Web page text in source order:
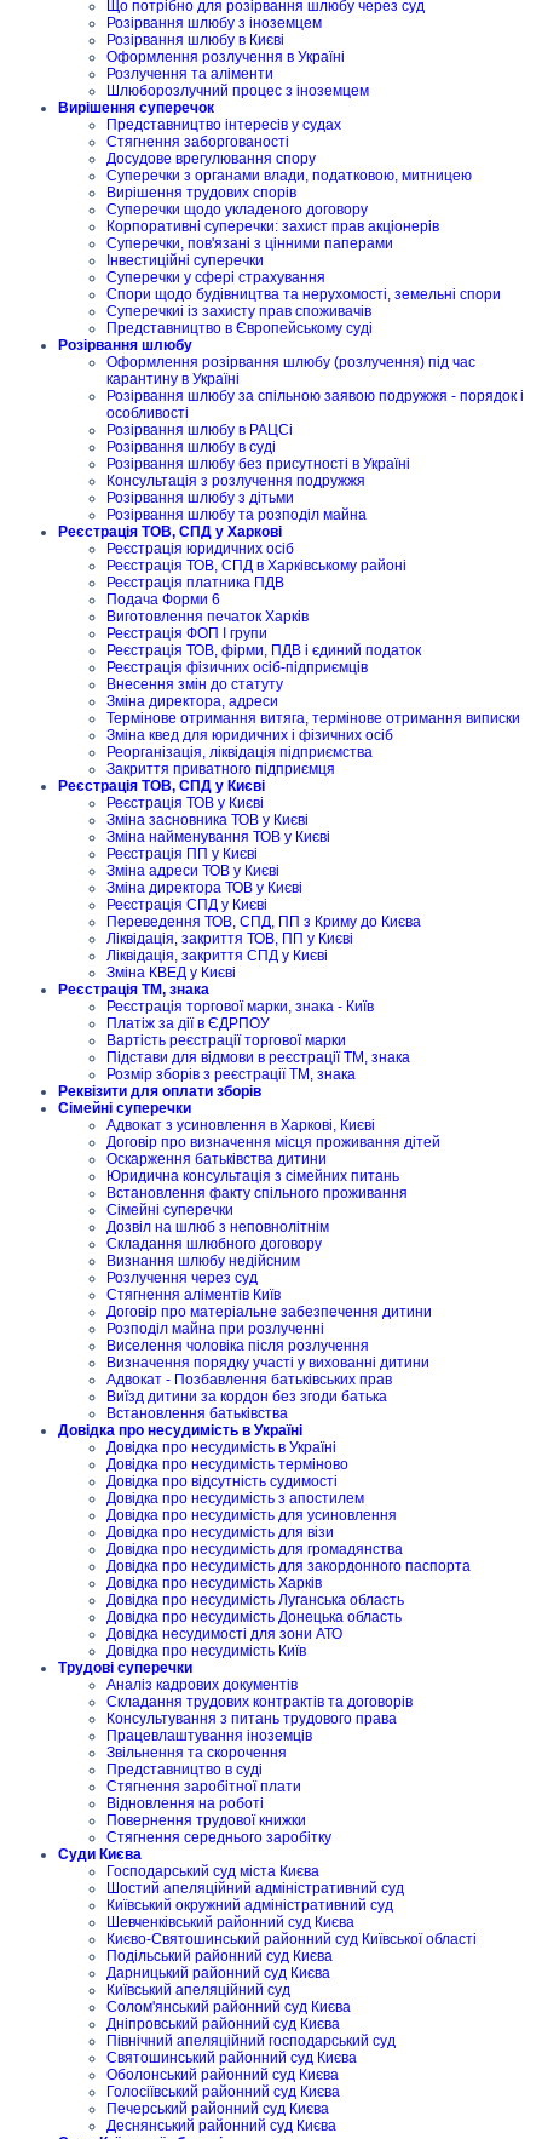
Що потрібно для розірвання шлюбу через суд
Розірвання шлюбу з іноземцем
Розірвання шлюбу в Києві
Оформлення розлучення в Україні
Розлучення та аліменти
Шлюборозлучний процес з іноземцем
Вирішення суперечок
Представництво інтересів у судах
Стягнення заборгованості
Досудове врегулювання спору
Суперечки з органами влади, податковою, митницею
Вирішення трудових спорів
Суперечки щодо укладеного договору
Корпоративні суперечки: захист прав акціонерів
Суперечки, пов'язані з цінними паперами
Інвестиційні суперечки
Суперечки у сфері страхування
Спори щодо будівництва та нерухомості, земельні спори
Суперечкиі із захисту прав споживачів
Представництво в Європейському суді
Розірвання шлюбу
Оформлення розірвання шлюбу (розлучення) під час
карантину в Україні
Розірвання шлюбу за спільною заявою подружжя - порядок і
особливості
Розірвання шлюбу в РАЦСі
Розірвання шлюбу в суді
Розірвання шлюбу без присутності в Україні
Консультація з розлучення подружжя
Розірвання шлюбу з дітьми
Розірвання шлюбу та розподіл майна
Реєстрація ТОВ, СПД у Харкові
Реєстрація юридичних осіб
Реєстрація ТОВ, СПД в Харківському районі
Реєстрація платника ПДВ
Подача Форми 6
Виготовлення печаток Харків
Реєстрація ФОП I групи
Реєстрація ТОВ, фірми, ПДВ і єдиний податок
Реєстрація фізичних осіб-підприємців
Внесення змін до статуту
Зміна директора, адреси
Термінове отримання витяга, термінове отримання виписки
Зміна квед для юридичних і фізичних осіб
Реорганізація, ліквідація підприємства
Закриття приватного підприємця
Реєстрація ТОВ, СПД у Києві
Реєстрація ТОВ у Києві
Зміна засновника ТОВ у Києві
Зміна найменування ТОВ у Києві
Реєстрація ПП у Києві
Зміна адреси ТОВ у Києві
Зміна директора ТОВ у Києві
Реєстрація СПД у Києві
Переведення ТОВ, СПД, ПП з Криму до Києва
Ліквідація, закриття ТОВ, ПП у Києві
Ліквідація, закриття СПД у Києві
Зміна КВЕД у Києві
Реєстрація ТМ, знака
Реєстрація торгової марки, знака - Київ
Платіж за дії в ЄДРПОУ
Вартість реєстрації торгової марки
Підстави для відмови в реєстрації ТМ, знака
Розмір зборів з реєстрації ТМ, знака
Реквізити для оплати зборів
Сімейні суперечки
Адвокат з усиновлення в Харкові, Києві
Договір про визначення місця проживання дітей
Оскарження батьківства дитини
Юридична консультація з сімейних питань
Встановлення факту спільного проживання
Сімейні суперечки
Дозвіл на шлюб з неповнолітнім
Складання шлюбного договору
Визнання шлюбу недійсним
Розлучення через суд
Стягнення аліментів Київ
Договір про матеріальне забезпечення дитини
Розподіл майна при розлученні
Виселення чоловіка після розлучення
Визначення порядку участі у вихованні дитини
Адвокат - Позбавлення батьківських прав
Виїзд дитини за кордон без згоди батька
Встановлення батьківства
Довідка про несудимість в Україні
Довідка про несудимість в Україні
Довідка про несудимість терміново
Довідка про відсутність судимості
Довідка про несудимість з апостилем
Довідка про несудимість для усиновлення
Довідка про несудимість для візи
Довідка про несудимість для громадянства
Довідка про несудимість для закордонного паспорта
Довідка про несудимість Харків
Довідка про несудимість Луганська область
Довідка про несудимість Донецька область
Довідка несудимості для зони АТО
Довідка про несудимість Київ
Трудові суперечки
Аналіз кадрових документів
Складання трудових контрактів та договорів
Консультування з питань трудового права
Працевлаштування іноземців
Звільнення та скорочення
Представництво в суді
Стягнення заробітної плати
Відновлення на роботі
Повернення трудової книжки
Стягнення середнього заробітку
Суди Києва
Господарський суд міста Києва
Шостий апеляційний адміністративний суд
Київський окружний адміністративний суд
Шевченківський районний суд Києва
Києво-Святошинський районний суд Київської області
Подільський районний суд Києва
Дарницький районний суд Києва
Київський апеляційний суд
Солом'янський районний суд Києва
Дніпровський районний суд Києва
Північний апеляційний господарський суд
Святошинський районний суд Києва
Оболонський районний суд Києва
Голосіївський районний суд Києва
Печерський районний суд Києва
Деснянський районний суд Києва